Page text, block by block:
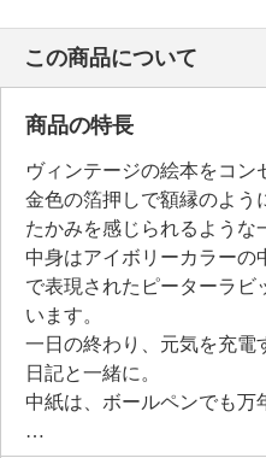
この商品について
商品の特長
ヴィンテージの絵本をコン
金色の箔押しで額縁のよう
たかみを感じられるような
中身はアイボリーカラーの
で表現されたピーターラビ
います。
一日の終わり、元気を充電
日記と一緒に。
中紙は、ボールペンでも万
を採用しました。